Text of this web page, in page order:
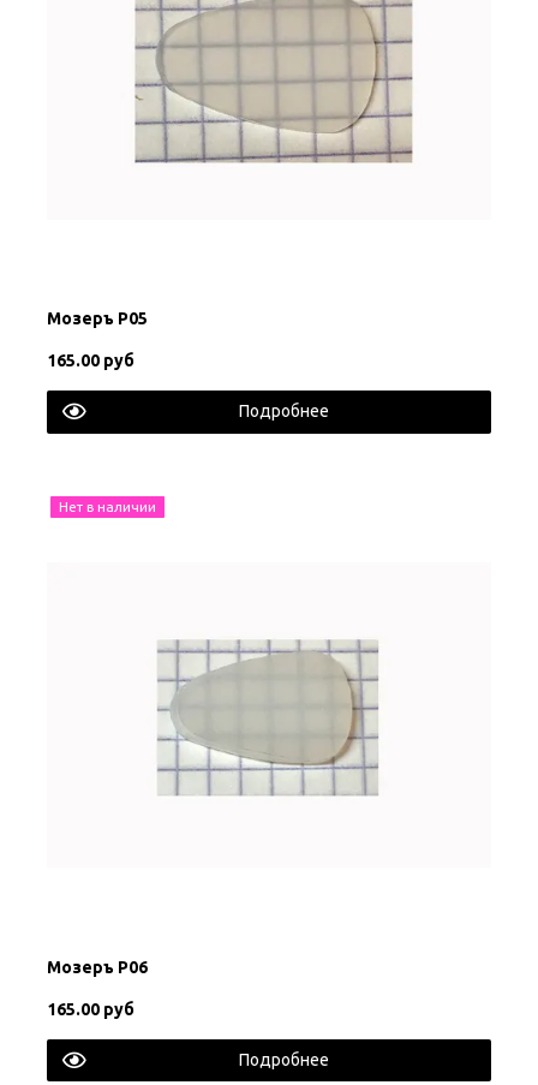
Мозеръ P05
165.00 руб
Подробнее
Нет в наличии
Мозеръ P06
165.00 руб
Подробнее